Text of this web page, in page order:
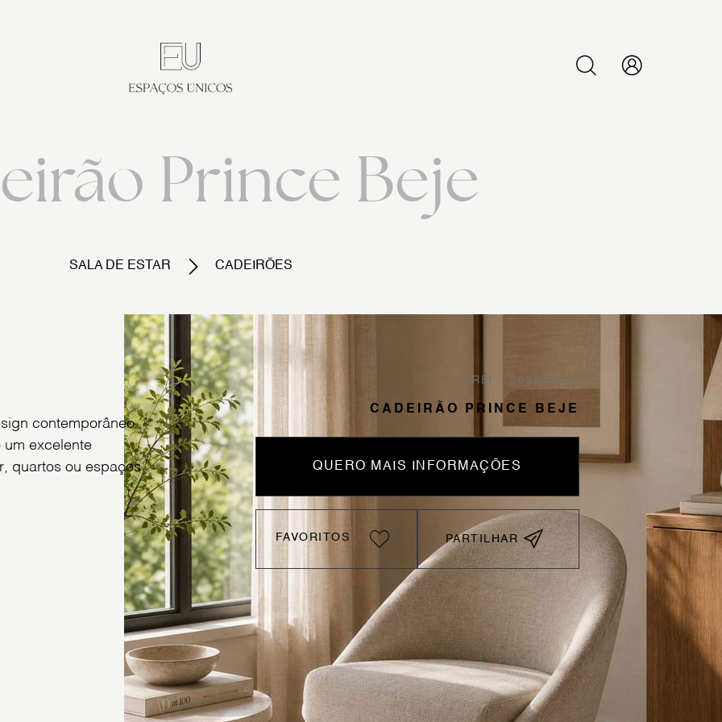
Prince Beje
SALA DE ESTAR CADEIRÕES
contemporâneo
um excelente
quartos ou espaços
REF.: 202601570
CADEIRÃO PRINCE BEJE
QUERO MAIS INFORMAÇÕES
FAVORITOS PARTILHAR